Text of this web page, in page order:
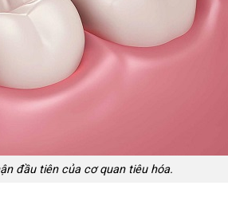
đầu tiên của cơ quan tiêu hóa.